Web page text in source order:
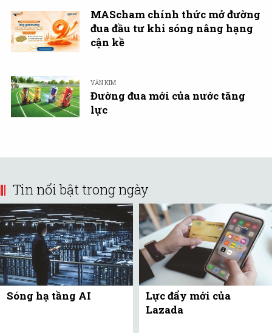
MAScham chính thức mở đường
đua đầu tư khi sóng nâng hạng
cận kề
VĂN KIM
Đường đua mới của nước tăng
lực
Tin nổi bật trong ngày
Sóng hạ tầng AI
Lực đẩy mới của
Lazada